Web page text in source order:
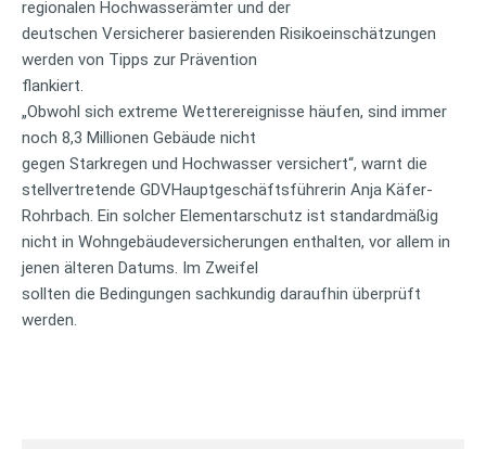
regionalen Hochwasserämter und der
deutschen Versicherer basierenden Risikoeinschätzungen
werden von Tipps zur Prävention
flankiert.
„Obwohl sich extreme Wetterereignisse häufen, sind immer
noch 8,3 Millionen Gebäude nicht
gegen Starkregen und Hochwasser versichert“, warnt die
stellvertretende GDVHauptgeschäftsführerin Anja Käfer-
Rohrbach. Ein solcher Elementarschutz ist standardmäßig
nicht in Wohngebäudeversicherungen enthalten, vor allem in
jenen älteren Datums. Im Zweifel
sollten die Bedingungen sachkundig daraufhin überprüft
werden.